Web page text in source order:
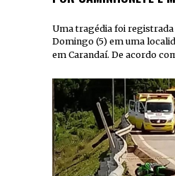
Uma tragédia foi registrada
Domingo (5) em uma
em Carandaí. De acordo